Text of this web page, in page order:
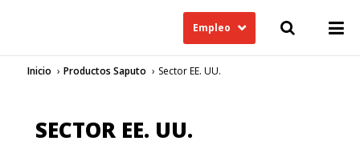
Empleo
Inicio Productos Saputo Sector EE. UU.
SECTOR EE. UU.